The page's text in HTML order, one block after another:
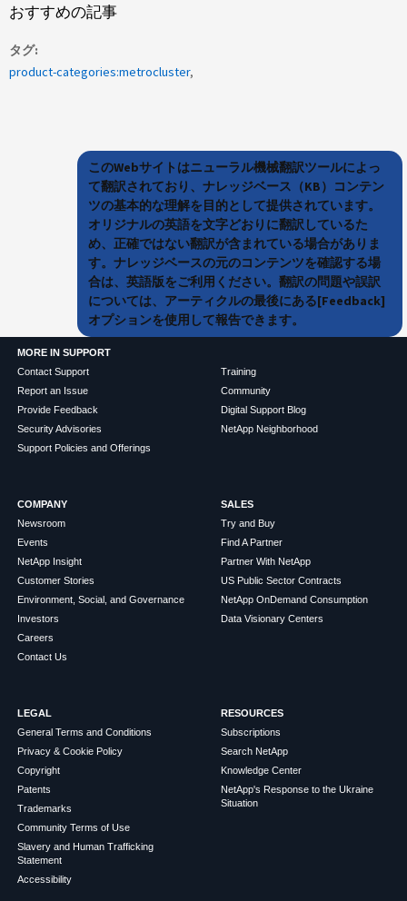
おすすめの記事
タグ
product-categories:metrocluster
このWebサイトはニューラル機械翻訳ツールによっ
て翻訳されており、ナレッジベース（KB）コンテン
ツの基本的な理解を目的として提供されています。
オリジナルの英語を文字どおりに翻訳しているた
め、正確ではない翻訳が含まれている場合がありま
す。ナレッジベースの元のコンテンツを確認する場
合は、英語版をご利用ください。翻訳の問題や誤訳
については、アーティクルの最後にある[Feedback]
オプションを使用して報告できます。
MORE IN SUPPORT
Contact Support
Report an Issue
Provide Feedback
Security Advisories
Support Policies and Offerings
Training
Community
Digital Support Blog
NetApp Neighborhood
COMPANY
Newsroom
Events
NetApp Insight
Customer Stories
Environment, Social, and Governance
Investors
Careers
Contact Us
SALES
Try and Buy
Find A Partner
Partner With NetApp
US Public Sector Contracts
NetApp OnDemand Consumption
Data Visionary Centers
LEGAL
General Terms and Conditions
Privacy & Cookie Policy
Copyright
Patents
Trademarks
Community Terms of Use
Slavery and Human Trafficking
Statement
Accessibility
RESOURCES
Subscriptions
Search NetApp
Knowledge Center
NetApp's Response to the Ukraine
Situation